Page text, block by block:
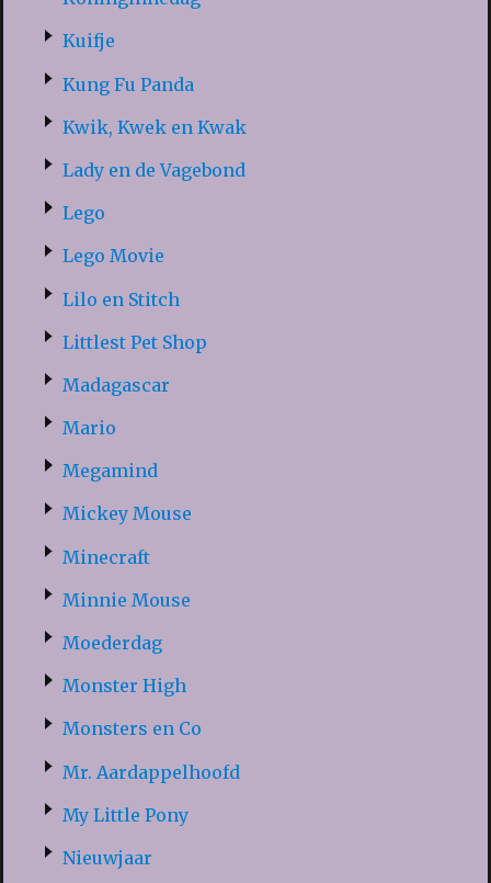
Kuifje
Kung Fu Panda
Kwik, Kwek en Kwak
Lady en de Vagebond
Lego
Lego Movie
Lilo en Stitch
Littlest Pet Shop
Madagascar
Mario
Megamind
Mickey Mouse
Minecraft
Minnie Mouse
Moederdag
Monster High
Monsters en Co
Mr. Aardappelhoofd
My Little Pony
Nieuwjaar